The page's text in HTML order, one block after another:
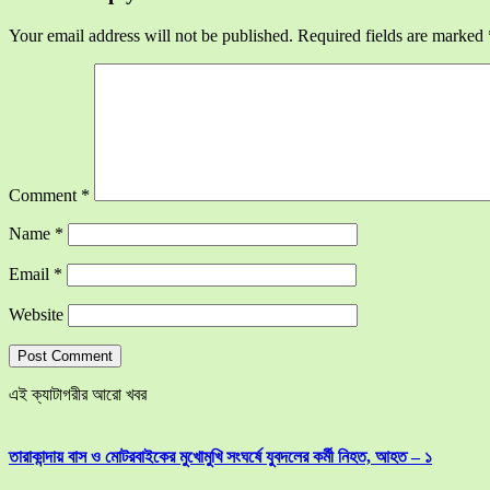
Your email address will not be published. Required fields are marked
Comment *
Name *
Email *
Website
এই ক্যাটাগরীর আরো খবর
তারাকান্দায় বাস ও মোটরবাইকের মুখোমুখি সংঘর্ষে যুবদলের কর্মী নিহত, আহত – ১